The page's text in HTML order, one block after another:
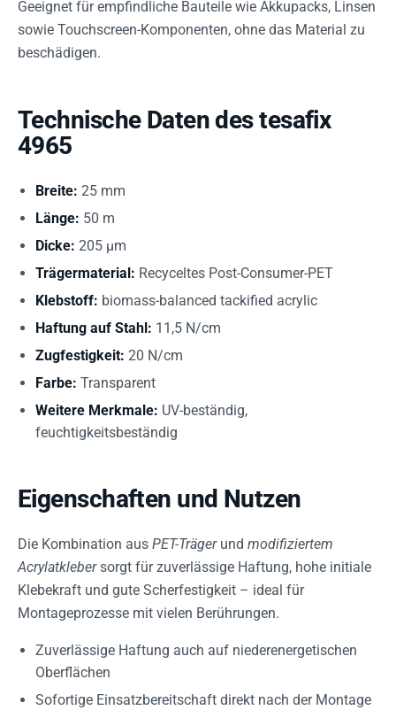
Geeignet für empfindliche Bauteile wie Akkupacks, Linsen
sowie Touchscreen-Komponenten, ohne das Material zu
beschädigen.
Technische Daten des tesafix
4965
Breite: 25 mm
Länge: 50 m
Dicke: 205 µm
Trägermaterial: Recyceltes Post-Consumer-PET
Klebstoff: biomass-balanced tackified acrylic
Haftung auf Stahl: 11,5 N/cm
Zugfestigkeit: 20 N/cm
Farbe: Transparent
Weitere Merkmale: UV-beständig,
feuchtigkeitsbeständig
Eigenschaften und Nutzen
Die Kombination aus PET-Trägerund modifiziertem
Acrylatklebersorgt für zuverlässige Haftung, hohe initiale
Klebekraft und gute Scherfestigkeit – ideal für
Montageprozesse mit vielen Berührungen.
Zuverlässige Haftung auch auf niederenergetischen
Oberflächen
Sofortige Einsatzbereitschaft direkt nach der Montage